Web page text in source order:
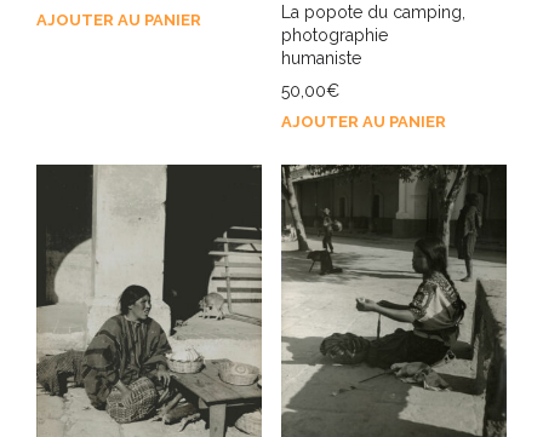
AJOUTER AU PANIER
La popote du camping,
photographie
humaniste
50,00€
AJOUTER AU PANIER